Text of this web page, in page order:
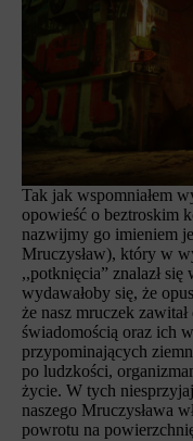
Tak jak wspomniałem
opowieść o beztroskim
nazwijmy go imieniem
Mruczysław), który w
,,potknięcia” znalazł
wydawałoby się, że
że nasz mruczek
świadomością oraz ich
przypominających
po ludzkości,
życie. W tych
naszego Mruczysława
powrotu na